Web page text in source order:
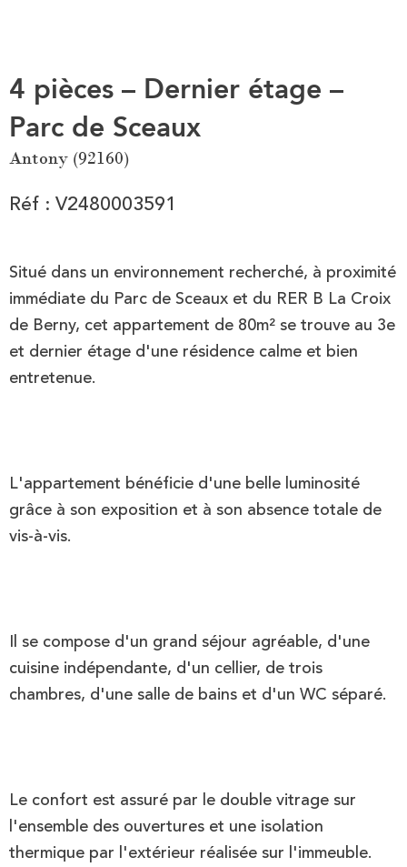
4 pièces – Dernier étage –
Parc de Sceaux
Antony (92160)
Réf : V2480003591
Situé dans un environnement recherché, à proximité
immédiate du Parc de Sceaux et du RER B La Croix
de Berny, cet appartement de 80m² se trouve au 3e
et dernier étage d'une résidence calme et bien
entretenue.
L'appartement bénéficie d'une belle luminosité
grâce à son exposition et à son absence totale de
vis-à-vis.
Il se compose d'un grand séjour agréable, d'une
cuisine indépendante, d'un cellier, de trois
chambres, d'une salle de bains et d'un WC séparé.
Le confort est assuré par le double vitrage sur
l'ensemble des ouvertures et une isolation
thermique par l'extérieur réalisée sur l'immeuble.